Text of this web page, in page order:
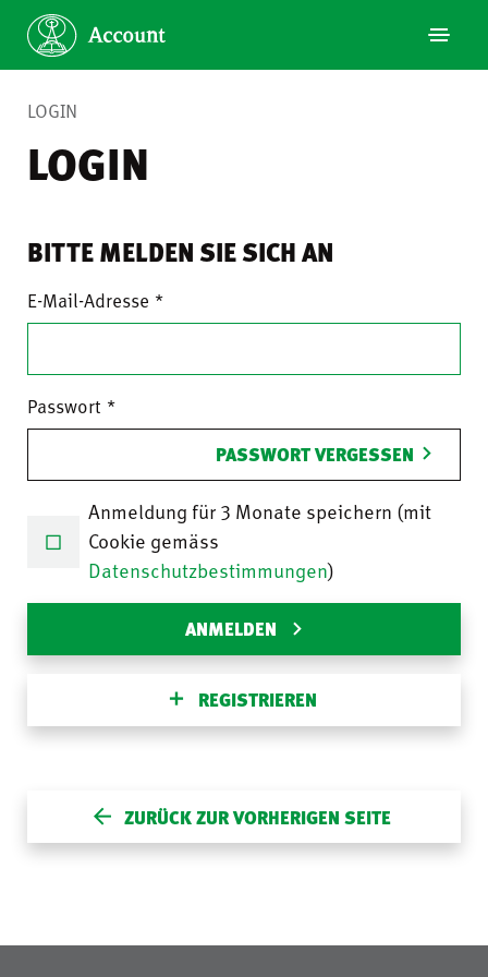
LOGIN
LOGIN
BITTE MELDEN SIE SICH AN
E-Mail-Adresse
Passwort
PASSWORT VERGESSEN
Anmeldung für 3 Monate speichern (mit
Cookie gemäss
Datenschutzbestimmungen)
ANMELDEN
REGISTRIEREN
ZURÜCK ZUR VORHERIGEN SEITE